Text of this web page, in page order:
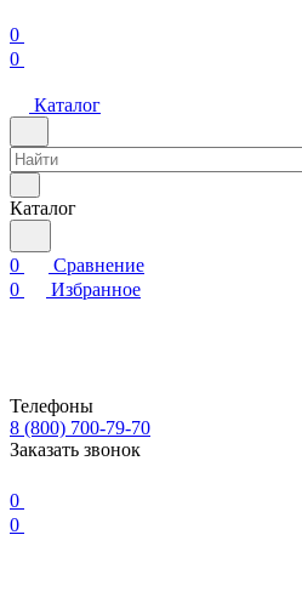
0
0
Каталог
Каталог
0
Сравнение
0
Избранное
Телефоны
8 (800) 700-79-70
Заказать звонок
0
0